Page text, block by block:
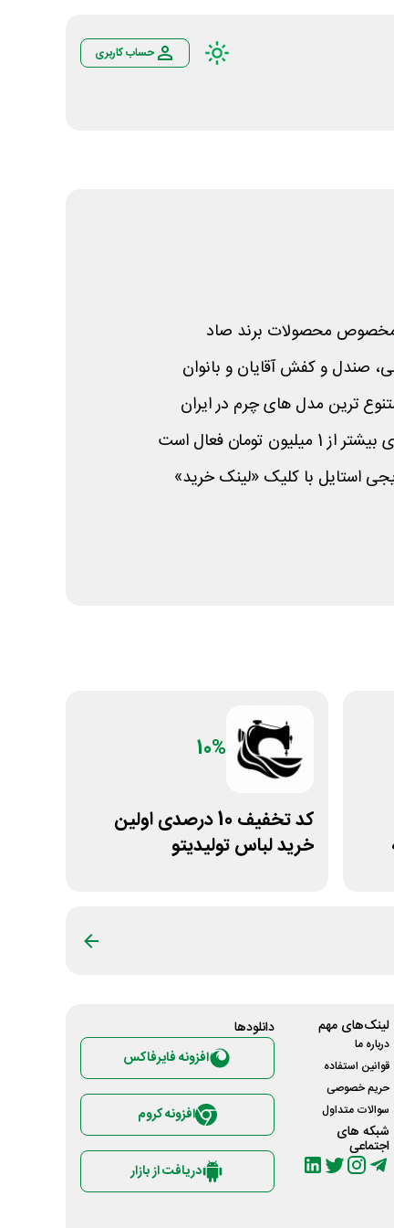
حساب کاربری
محصولات برند صاد
صندل و کفش آقایان و بانوان
ترین مدل های چرم در ایران
تومان فعال است
استایل با کلیک «لینک خرید»
10%
کد تخفیف 10 درصدی اولین
خرید لباس تولیدیتو
لینک‌های مهم
درباره ما
قوانین استفاده
حریم خصوصی
سوالات متداول
شبکه های
اجتماعی
دانلود‌ها
افزونه فایرفاکس
افزونه کروم
دریافت از بازار